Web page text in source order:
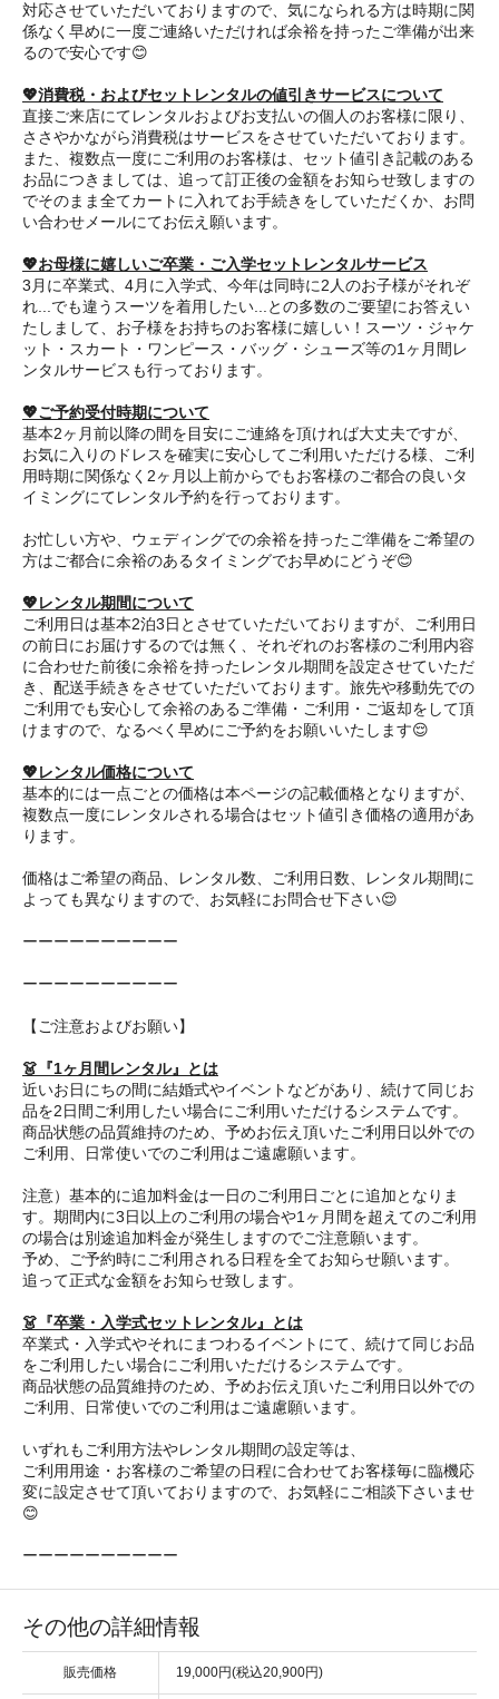
対応させていただいておりますので、気になられる方は時期に関
係なく早めに一度ご連絡いただければ余裕を持ったご準備が出来
るので安心です😊
💖消費税・およびセットレンタルの値引きサービスについて
直接ご来店にてレンタルおよびお支払いの個人のお客様に限り、
ささやかながら消費税はサービスをさせていただいております。
また、複数点一度にご利用のお客様は、セット値引き記載のある
お品につきましては、追って訂正後の金額をお知らせ致しますの
でそのまま全てカートに入れてお手続きをしていただくか、お問
い合わせメールにてお伝え願います。
💖お母様に嬉しいご卒業・ご入学セットレンタルサービス
3月に卒業式、4月に入学式、今年は同時に2人のお子様がそれぞ
れ...でも違うスーツを着用したい...との多数のご要望にお答えい
たしまして、お子様をお持ちのお客様に嬉しい！スーツ・ジャケ
ット・スカート・ワンピース・バッグ・シューズ等の1ヶ月間レ
ンタルサービスも行っております。
💖ご予約受付時期について
基本2ヶ月前以降の間を目安にご連絡を頂ければ大丈夫ですが、
お気に入りのドレスを確実に安心してご利用いただける様、ご利
用時期に関係なく2ヶ月以上前からでもお客様のご都合の良いタ
イミングにてレンタル予約を行っております。
お忙しい方や、ウェディングでの余裕を持ったご準備をご希望の
方はご都合に余裕のあるタイミングでお早めにどうぞ😊
💖レンタル期間について
ご利用日は基本2泊3日とさせていただいておりますが、ご利用日
の前日にお届けするのでは無く、それぞれのお客様のご利用内容
に合わせた前後に余裕を持ったレンタル期間を設定させていただ
き、配送手続きをさせていただいております。旅先や移動先での
ご利用でも安心して余裕のあるご準備・ご利用・ご返却をして頂
けますので、なるべく早めにご予約をお願いいたします😌
💖レンタル価格について
基本的には一点ごとの価格は本ページの記載価格となりますが、
複数点一度にレンタルされる場合はセット値引き価格の適用があ
ります。
価格はご希望の商品、レンタル数、ご利用日数、レンタル期間に
よっても異なりますので、お気軽にお問合せ下さい😌
ーーーーーーーーーー
ーーーーーーーーーー
【ご注意およびお願い】
👗『1ヶ月間レンタル』とは
近いお日にちの間に結婚式やイベントなどがあり、続けて同じお
品を2日間ご利用したい場合にご利用いただけるシステムです。
商品状態の品質維持のため、予めお伝え頂いたご利用日以外での
ご利用、日常使いでのご利用はご遠慮願います。
注意）基本的に追加料金は一日のご利用日ごとに追加となりま
す。期間内に3日以上のご利用の場合や1ヶ月間を超えてのご利用
の場合は別途追加料金が発生しますのでご注意願います。
予め、ご予約時にご利用される日程を全てお知らせ願います。
追って正式な金額をお知らせ致します。
👗『卒業・入学式セットレンタル』とは
卒業式・入学式やそれにまつわるイベントにて、続けて同じお品
をご利用したい場合にご利用いただけるシステムです。
商品状態の品質維持のため、予めお伝え頂いたご利用日以外での
ご利用、日常使いでのご利用はご遠慮願います。
いずれもご利用方法やレンタル期間の設定等は、
ご利用用途・お客様のご希望の日程に合わせてお客様毎に臨機応
変に設定させて頂いておりますので、お気軽にご相談下さいませ
😊
ーーーーーーーーーー
その他の詳細情報
販売価格 19,000円(税込20,900円)